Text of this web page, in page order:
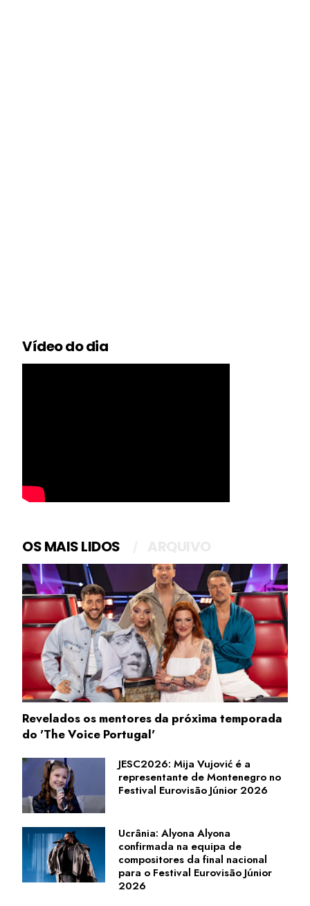
Vídeo do dia
OS MAIS LIDOS
Revelados os mentores da próxima temporada
do 'The Voice Portugal'
JESC2026: Mija Vujović é a
representante de Montenegro no
Festival Eurovisão Júnior 2026
Ucrânia: Alyona Alyona
confirmada na equipa de
compositores da final nacional
para o Festival Eurovisão Júnior
2026